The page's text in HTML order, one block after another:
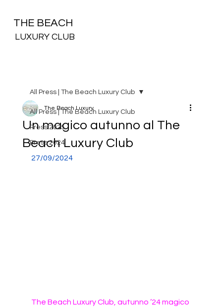
THE BEACH
LUXURY CLUB
All Press | The Beach Luxury Club
Press 2025
Press 2024
All Press | The Beach Luxury Club
Un magico autunno al The
Beach Luxury Club
The Beach Luxury
27/09/2024
The Beach Luxury Club, autunno ’24 magico